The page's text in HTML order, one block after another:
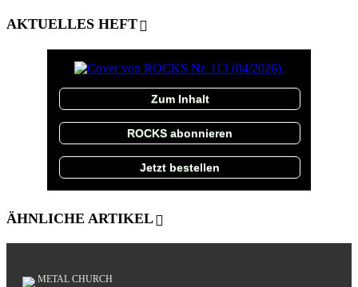
AKTUELLES HEFT
Zum Inhalt
ROCKS abonnieren
Jetzt bestellen
ÄHNLICHE ARTIKEL
METAL CHURCH